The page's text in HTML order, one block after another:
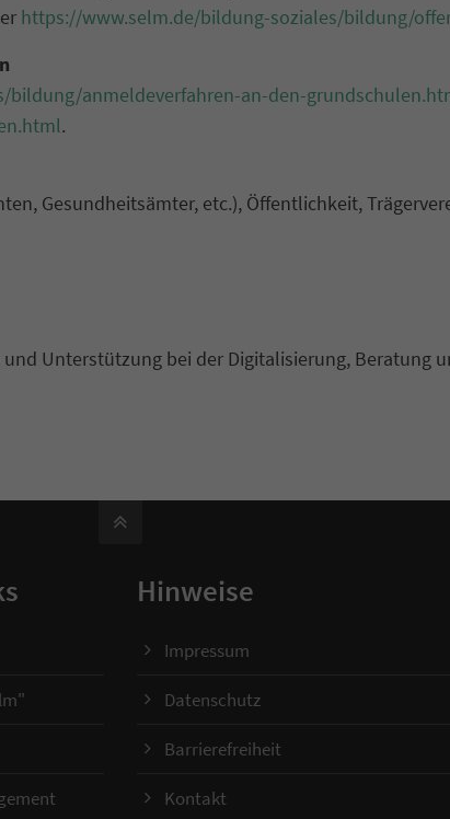
https://www.selm.de/bildung-soziales/bildung/
anmeldeverfahren-an-den-
.
Gesundheitsämter, etc.), Öffentlichkeit,
Unterstützung bei der Digitalisierung, Beratung
Hinweise
Impressum
Datenschutz
Barrierefreiheit
Kontakt